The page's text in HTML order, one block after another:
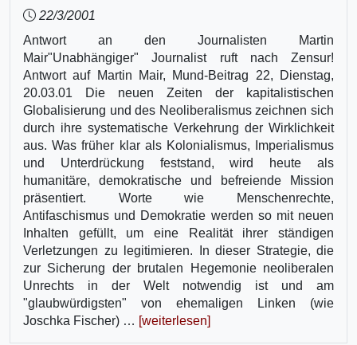
22/3/2001
Antwort an den Journalisten Martin
Mair"Unabhängiger" Journalist ruft nach Zensur!
Antwort auf Martin Mair, Mund-Beitrag 22, Dienstag,
20.03.01 Die neuen Zeiten der kapitalistischen
Globalisierung und des Neoliberalismus zeichnen sich
durch ihre systematische Verkehrung der Wirklichkeit
aus. Was früher klar als Kolonialismus, Imperialismus
und Unterdrückung feststand, wird heute als
humanitäre, demokratische und befreiende Mission
präsentiert. Worte wie Menschenrechte,
Antifaschismus und Demokratie werden so mit neuen
Inhalten gefüllt, um eine Realität ihrer ständigen
Verletzungen zu legitimieren. In dieser Strategie, die
zur Sicherung der brutalen Hegemonie neoliberalen
Unrechts in der Welt notwendig ist und am
"glaubwürdigsten" von ehemaligen Linken (wie
Joschka Fischer) … [weiterlesen]